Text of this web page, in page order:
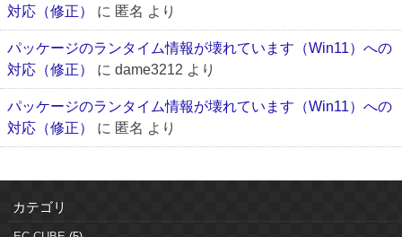
対応（修正）
に 匿名 より
パッケージのランタイム情報が壊れています（Win11）への
対応（修正）
に dame3212 より
パッケージのランタイム情報が壊れています（Win11）への
対応（修正）
に 匿名 より
カテゴリ